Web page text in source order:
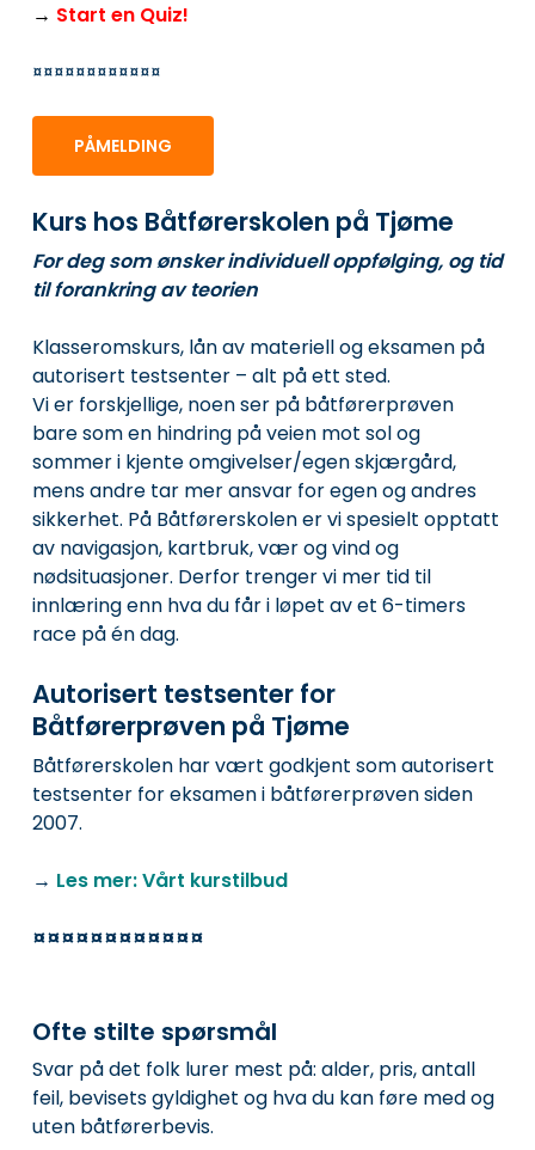
→ Start en Quiz!
¤¤¤¤¤¤¤¤¤¤¤¤
PÅMELDING
Kurs hos Båtførerskolen på Tjøme
For deg som ønsker individuell oppfølging, og tid
til forankring av teorien
Klasseromskurs, lån av materiell og eksamen på
autorisert testsenter – alt på ett sted.
Vi er forskjellige, noen ser på båtførerprøven
bare som en hindring på veien mot sol og
sommer i kjente omgivelser/egen skjærgård,
mens andre tar mer ansvar for egen og andres
sikkerhet. På Båtførerskolen er vi spesielt opptatt
av navigasjon, kartbruk, vær og vind og
nødsituasjoner. Derfor trenger vi mer tid til
innlæring enn hva du får i løpet av et 6-timers
race på én dag.
Autorisert testsenter for
Båtførerprøven på Tjøme
Båtførerskolen har vært godkjent som autorisert
testsenter for eksamen i båtførerprøven siden
2007.
→ Les mer: Vårt kurstilbud
¤¤¤¤¤¤¤¤¤¤¤¤
Ofte stilte spørsmål
Svar på det folk lurer mest på: alder, pris, antall
feil, bevisets gyldighet og hva du kan føre med og
uten båtførerbevis.